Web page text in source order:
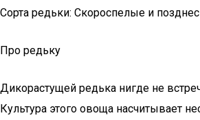
Сорта редьки: Скороспелые и
Про редьку
Дикорастущей редька нигде не
Культура этого овоща насчитывает